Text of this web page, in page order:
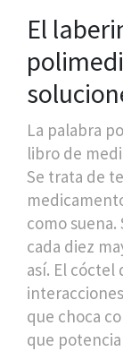
El
La palabra
libro de
Se trata de
como suena.
cada diez
así. El cóctel
que choca
que